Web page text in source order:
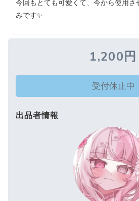
今回もとても可愛くて、今から使用さ
みです✨
1,200円
受付休止中
出品者情報